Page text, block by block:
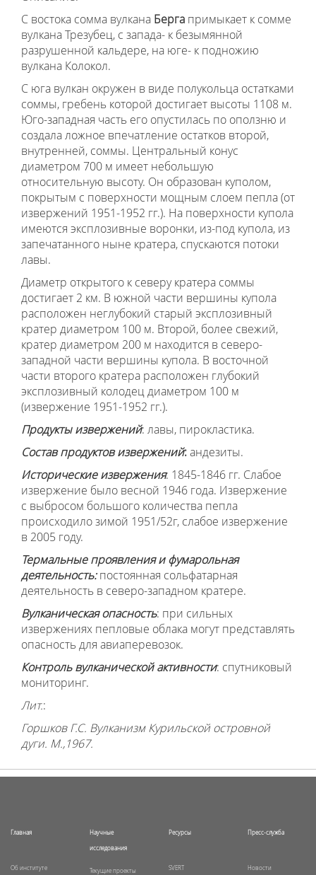
С востока сомма вулкана Берга примыкает к сомме
вулкана Трезубец, с запада- к безымянной
разрушенной кальдере, на юге- к подножию
вулкана Колокол.
С юга вулкан окружен в виде полукольца остатками
соммы, гребень которой достигает высоты 1108 м.
Юго-западная часть его опустилась по оползню и
создала ложное впечатление остатков второй,
внутренней, соммы. Центральный конус
диаметром 700 м имеет небольшую
относительную высоту. Он образован куполом,
покрытым с поверхности мощным слоем пепла (от
извержений 1951-1952 гг.). На поверхности купола
имеются эксплозивные воронки, из-под купола, из
запечатанного ныне кратера, спускаются потоки
лавы.
Диаметр открытого к северу кратера соммы
достигает 2 км. В южной части вершины купола
расположен неглубокий старый эксплозивный
кратер диаметром 100 м. Второй, более свежий,
кратер диаметром 200 м находится в северо-
западной части вершины купола. В восточной
части второго кратера расположен глубокий
эксплозивный колодец диаметром 100 м
(извержение 1951-1952 гг.).
Продукты извержений: лавы, пирокластика.
Состав продуктов извержений:андезиты.
Исторические извержения: 1845-1846 гг. Слабое
извержение было весной 1946 года. Извержение
с выбросом большого количества пепла
происходило зимой 1951/52г, слабое извержение
в 2005 году.
Термальные проявления и фумарольная
деятельность:постоянная сольфатарная
деятельность в северо-западном кратере.
Вулканическая опасность: при сильных
извержениях пепловые облака могут представлять
опасность для авиаперевозок.
Контроль вулканической активности: спутниковый
мониторинг.
Лит.:
Горшков Г.С. Вулканизм Курильской островной
дуги. М.,1967.
Главная
Об институте
Научные
исследования
Текущие проекты
Ресурсы
SVERT
Пресс-служба
Новости